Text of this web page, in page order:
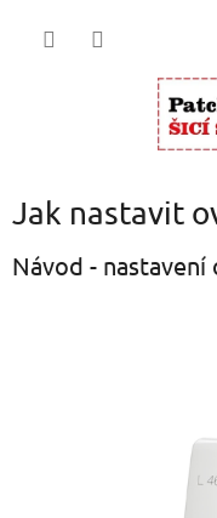
Jak nastavit
Návod - nastavení